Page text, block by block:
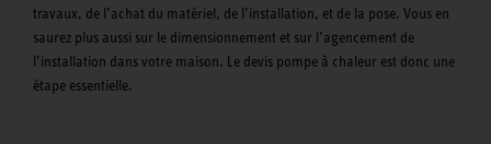
travaux, de l’achat du matériel, de l’installation, et de la pose. Vous en
saurez plus aussi sur le dimensionnement et sur l’agencement de
l’installation dans votre maison. Le devis pompe à chaleur est donc une
étape essentielle.